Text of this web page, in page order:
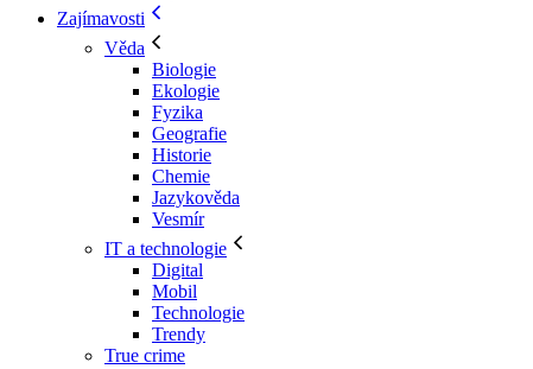
Zajímavosti
Věda
Biologie
Ekologie
Fyzika
Geografie
Historie
Chemie
Jazykověda
Vesmír
IT a technologie
Digital
Mobil
Technologie
Trendy
True crime